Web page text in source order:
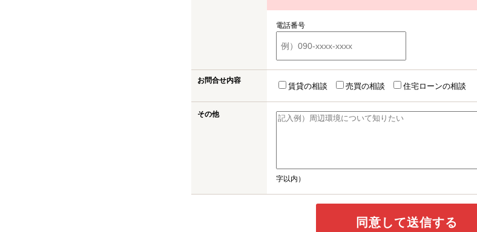
電話番号
お問合せ内容
賃貸の相談 売買の相談 住宅ローンの相談
その他
字以内）